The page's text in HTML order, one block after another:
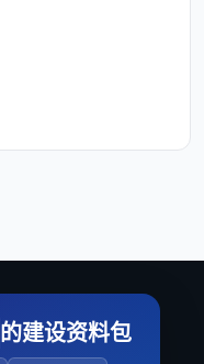
的建设资料包